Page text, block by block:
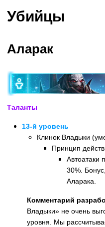
Убийцы
Аларак
Таланты
13-й уровень
Клинок Владыки
Принцип
Автоатаки
30%.
Аларака.
Комментарий
Владыки» не очень
уровня. Мы